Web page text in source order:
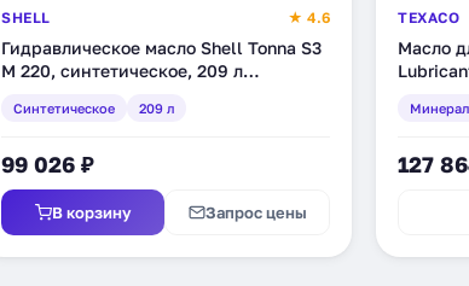
SHELL ★ 4.6
Гидравлическое масло Shell Tonna S3
M 220, синтетическое, 209 л
Синтетическое 209 л
99 026 ₽
В корзину Запрос цены
TEXACO
Масло
127